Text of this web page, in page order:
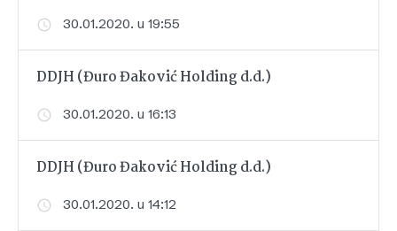
30.01.2020. u 19:55
DDJH (Đuro Đaković Holding d.d.)
30.01.2020. u 16:13
DDJH (Đuro Đaković Holding d.d.)
30.01.2020. u 14:12